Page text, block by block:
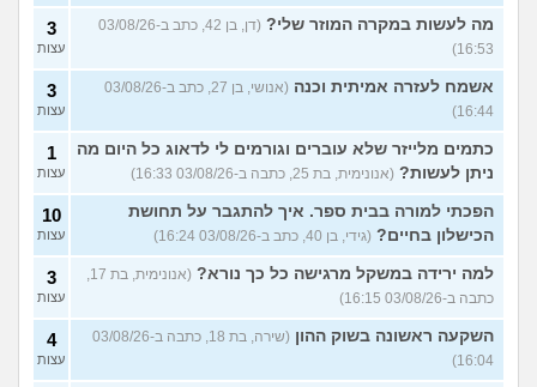
מה לעשות במקרה המוזר שלי?
(דן, בן 42, כתב ב-03/08/26
16:53)
3
עצות
אשמח לעזרה אמיתית וכנה
(אנושי, בן 27, כתב ב-03/08/26
16:44)
3
עצות
כתמים מלייזר שלא עוברים וגורמים לי לדאוג כל היום מה
ניתן לעשות? (אנונימית, בת 25, כתבה ב-03/08/26 16:33)
1
עצות
הפכתי למורה בבית ספר. איך להתגבר על תחושת
הכישלון בחיים? (גידי, בן 40, כתב ב-03/08/26 16:24)
10
עצות
למה ירידה במשקל מרגישה כל כך נורא?
כתבה ב-03/08/26 16:15)
3
עצות
השקעה ראשונה בשוק ההון
(שירה, בת 18, כתבה ב-03/08/26
16:04)
4
עצות